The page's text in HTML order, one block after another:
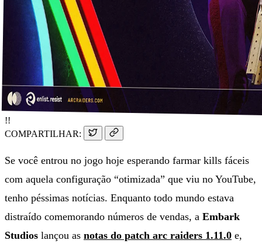
!!
COMPARTILHAR:
Se você entrou no jogo hoje esperando farmar kills fáceis
com aquela configuração “otimizada” que viu no YouTube,
tenho péssimas notícias. Enquanto todo mundo estava
distraído comemorando números de vendas, a Embark
Studios lançou as notas do patch arc raiders 1.11.0 e,